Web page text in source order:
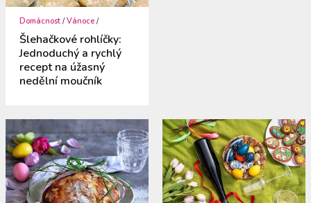
Domácnost /Vánoce /
Šlehačkové rohlíčky:
Jednoduchý a rychlý
recept na úžasný
nedělní moučník